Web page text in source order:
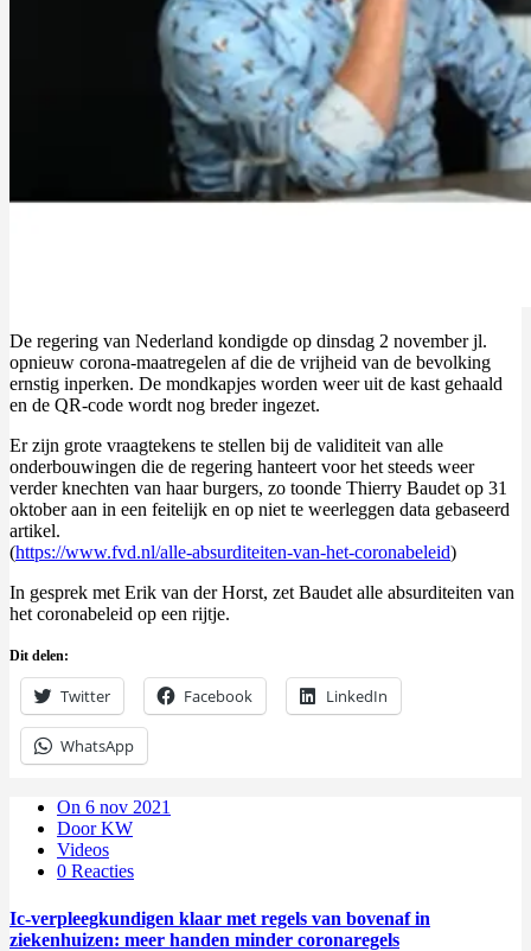
De regering van Nederland kondigde op dinsdag 2 november jl.
opnieuw corona-maatregelen af die de vrijheid van de bevolking
ernstig inperken. De mondkapjes worden weer uit de kast gehaald
en de QR-code wordt nog breder ingezet.
Er zijn grote vraagtekens te stellen bij de validiteit van alle
onderbouwingen die de regering hanteert voor het steeds weer
verder knechten van haar burgers, zo toonde Thierry Baudet op 31
oktober aan in een feitelijk en op niet te weerleggen data gebaseerd
artikel.
(https://www.fvd.nl/alle-absurditeiten-van-het-coronabeleid)
In gesprek met Erik van der Horst, zet Baudet alle absurditeiten van
het coronabeleid op een rijtje.
Dit delen:
Twitter Facebook LinkedIn
WhatsApp
On 6 nov 2021
Door KW
Videos
0 Reacties
Ic-verpleegkundigen klaar met regels van bovenaf in
ziekenhuizen: meer handen minder coronaregels